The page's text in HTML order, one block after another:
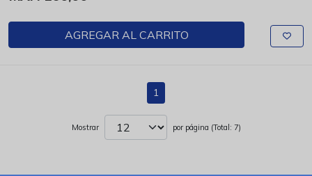
AGREGAR AL CARRITO
1
Mostrar por página (Total: 7)